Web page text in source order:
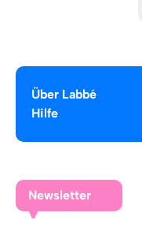
Über Labbé
Hilfe
Newsletter